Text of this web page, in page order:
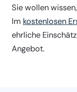
Sie wollen
Im kostenlosen
ehrliche
Angebot.